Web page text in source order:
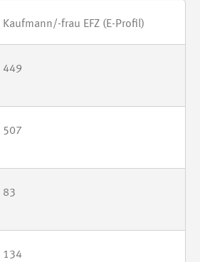
Kaufmann/-frau EFZ (E-Profil)
449
507
83
134